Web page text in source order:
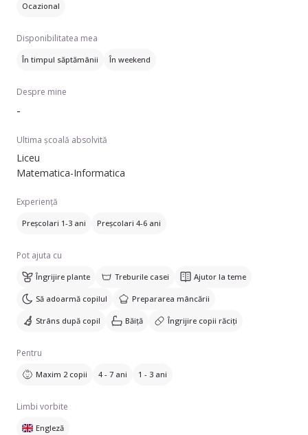
Ocazional
Disponibilitatea mea
În timpul săptămânii În weekend
Despre mine
-
Ultima școală absolvită
Liceu
Matematica-Informatica
Experiență
Preșcolari 1-3 ani Preșcolari 4-6 ani
Pot ajuta cu
Îngrijire plante Treburile casei Ajutor la teme
Să adoarmă copilul Prepararea mâncării
Strâns după copil Băiță Îngrijire copii răciți
Pentru
Maxim 2 copii 4 - 7 ani 1 - 3 ani
Limbi vorbite
Engleză